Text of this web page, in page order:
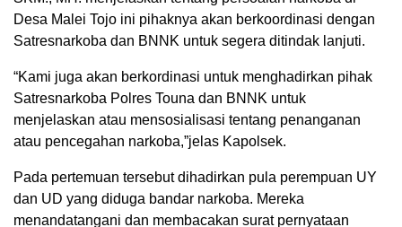
Desa Malei Tojo ini pihaknya akan berkoordinasi dengan
Satresnarkoba dan BNNK untuk segera ditindak lanjuti.
“Kami juga akan berkordinasi untuk menghadirkan pihak
Satresnarkoba Polres Touna dan BNNK untuk
menjelaskan atau mensosialisasi tentang penanganan
atau pencegahan narkoba,”jelas Kapolsek.
Pada pertemuan tersebut dihadirkan pula perempuan UY
dan UD yang diduga bandar narkoba. Mereka
menandatangani dan membacakan surat pernyataan